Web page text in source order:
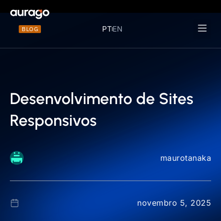
BLOG PTEN
Desenvolvimento de Sites
Responsivos
maurotanaka
novembro 5, 2025